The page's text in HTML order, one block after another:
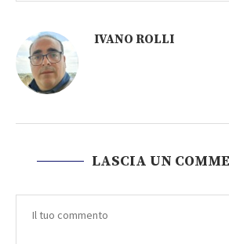
IVANO ROLLI
LASCIA UN